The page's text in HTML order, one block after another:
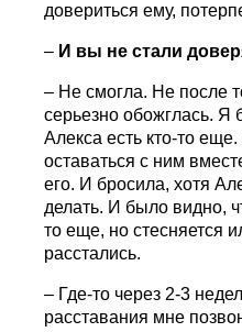
довериться ему,
– И вы не стали
– Не смогла. Не после
серьезно обожглась. Я
Алекса есть кто-то
оставаться с ним
его. И бросила, хотя
делать. И было видно,
то еще, но стесняется
расстались.
– Где-то через 2-3
расставания мне